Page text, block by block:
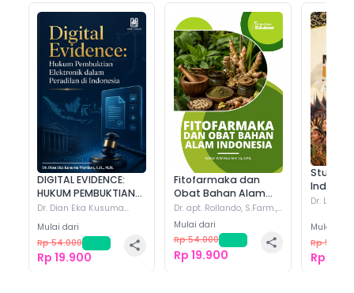
DIGITAL EVIDENCE:
HUKUM PEMBUKTIAN
ELEKTRONIK DALAM
INDONESIA
Dr. Dian Eka Kusuma
Mulai dari
Rp 54.000
Rp 19.900
DIGITAL EVIDENCE: HUKUM
PEMBUKTIAN ELEKTRONIK
DALAM PERADILAN DI
INDONESIA
https://www.bukuloka.com/books/digita...
Fitofarmaka dan
Obat Bahan Alam
Indonesia
Dr. apt. Rollando, S.Farm.,
M.Sc. (+ )
Mulai dari
Rp 54.000
Rp 19.900
Fitofarmaka dan Obat Bahan
Alam Indonesia
https://www.bukuloka.com/books/fitofa...
X
Studi
Dr.
Mulai dari
Rp
Rp